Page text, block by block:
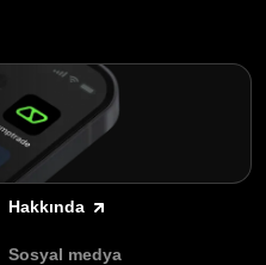
Hakkında
Sosyal medya